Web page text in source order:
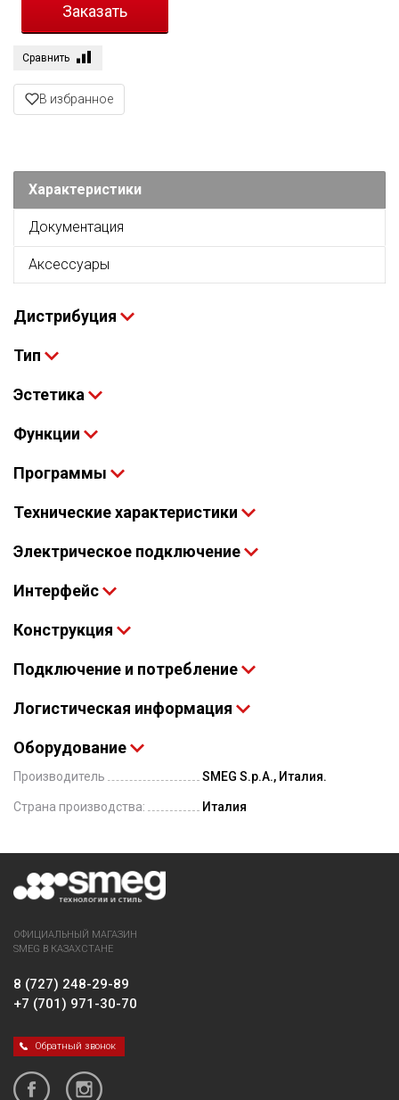
Сравнить
В избранное
Характеристики
Документация
Аксессуары
Дистрибуция
Тип
Эстетика
Функции
Программы
Технические характеристики
Электрическое подключение
Интерфейс
Конструкция
Подключение и потребление
Логистическая информация
Оборудование
Производитель SMEG S.p.A., Италия.
Страна производства: Италия
ОФИЦИАЛЬНЫЙ МАГАЗИН
SMEG В КАЗАХСТАНЕ
8 (727) 248-29-89
+7 (701) 971-30-70
Обратный звонок